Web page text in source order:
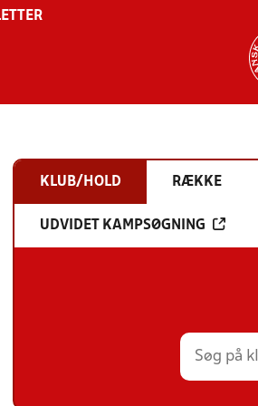
KLUB/HOLD RÆKKE
UDVIDET KAMPSØGNING